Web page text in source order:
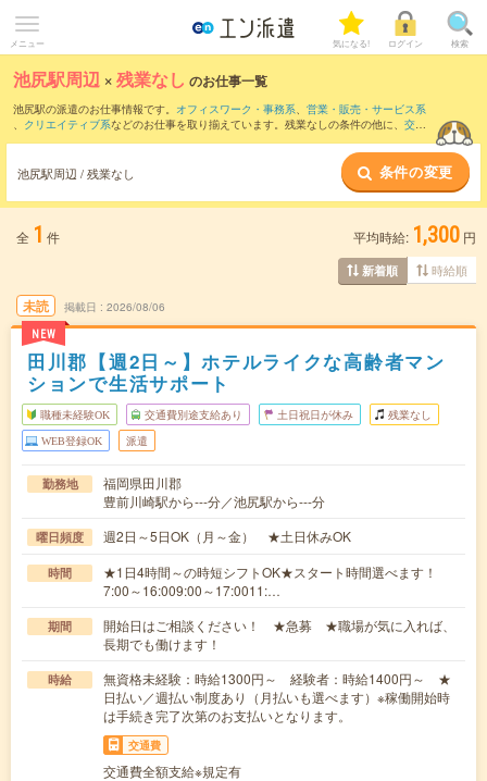
メニュー 気になる! ログイン 検索
池尻駅周辺 ×残業なし のお仕事一覧
池尻駅の派遣のお仕事情報です。 オフィスワーク・事務系、 営業・販売・サービス系
、 クリエイティブ系などのお仕事を取り揃えています。残業なしの条件の他に、 交通
池尻駅周辺 / 残業なし 条件の変更
全 1 件 平均時給: 1,300 円
新着順 時給順
未読
NEW
掲載日 2026/08/06
田川郡【週2日～】ホテルライクな高齢者マン
ションで生活サポート
職種未経験OK 交通費別途支給あり 土日祝日が休み 残業なし
WEB登録OK 派遣
勤務地
福岡県田川郡
豊前川崎駅から---分／池尻駅から---分
曜日頻度 週2日～5日OK（月～金） ★土日休みOK
時間
★1日4時間～の時短シフトOK★スタート時間選べます！
7:00～16:009:00～17:0011:…
期間
開始日はご相談ください！ ★急募 ★職場が気に入れば、
長期でも働けます！
時給
無資格未経験：時給1300円～ 経験者：時給1400円～ ★
日払い／週払い制度あり（月払いも選べます）※稼働開始時
は手続き完了次第のお支払いとなります。
交通費
交通費全額支給※規定有